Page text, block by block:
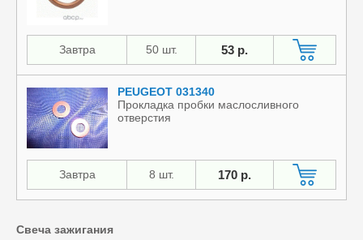
Завтра 50 шт. 53 р.
PEUGEOT 031340
Прокладка пробки маслосливного
отверстия
Завтра 8 шт. 170 р.
Свеча зажигания